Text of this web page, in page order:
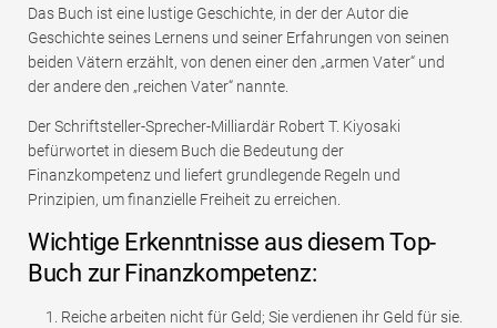
Das Buch ist eine lustige Geschichte, in der der Autor die
Geschichte seines Lernens und seiner Erfahrungen von seinen
beiden Vätern erzählt, von denen einer den „armen Vater“ und
der andere den „reichen Vater“ nannte.
Der Schriftsteller-Sprecher-Milliardär Robert T. Kiyosaki
befürwortet in diesem Buch die Bedeutung der
Finanzkompetenz und liefert grundlegende Regeln und
Prinzipien, um finanzielle Freiheit zu erreichen.
Wichtige Erkenntnisse aus diesem Top-
Buch zur Finanzkompetenz:
Reiche arbeiten nicht für Geld; Sie verdienen ihr Geld für sie.